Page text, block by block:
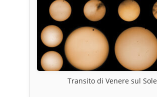
Transito di Venere sul Sole